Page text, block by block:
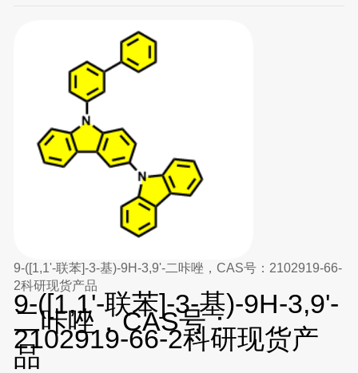
9-([1,1'-联苯]-3-基)-9H-3,9'-二咔唑，CAS号：2102919-66-
2科研现货产品
9-([1,1'-联苯]-3-基)-9H-3,9'-
二咔唑，CAS号：
2102919-66-2科研现货产
品